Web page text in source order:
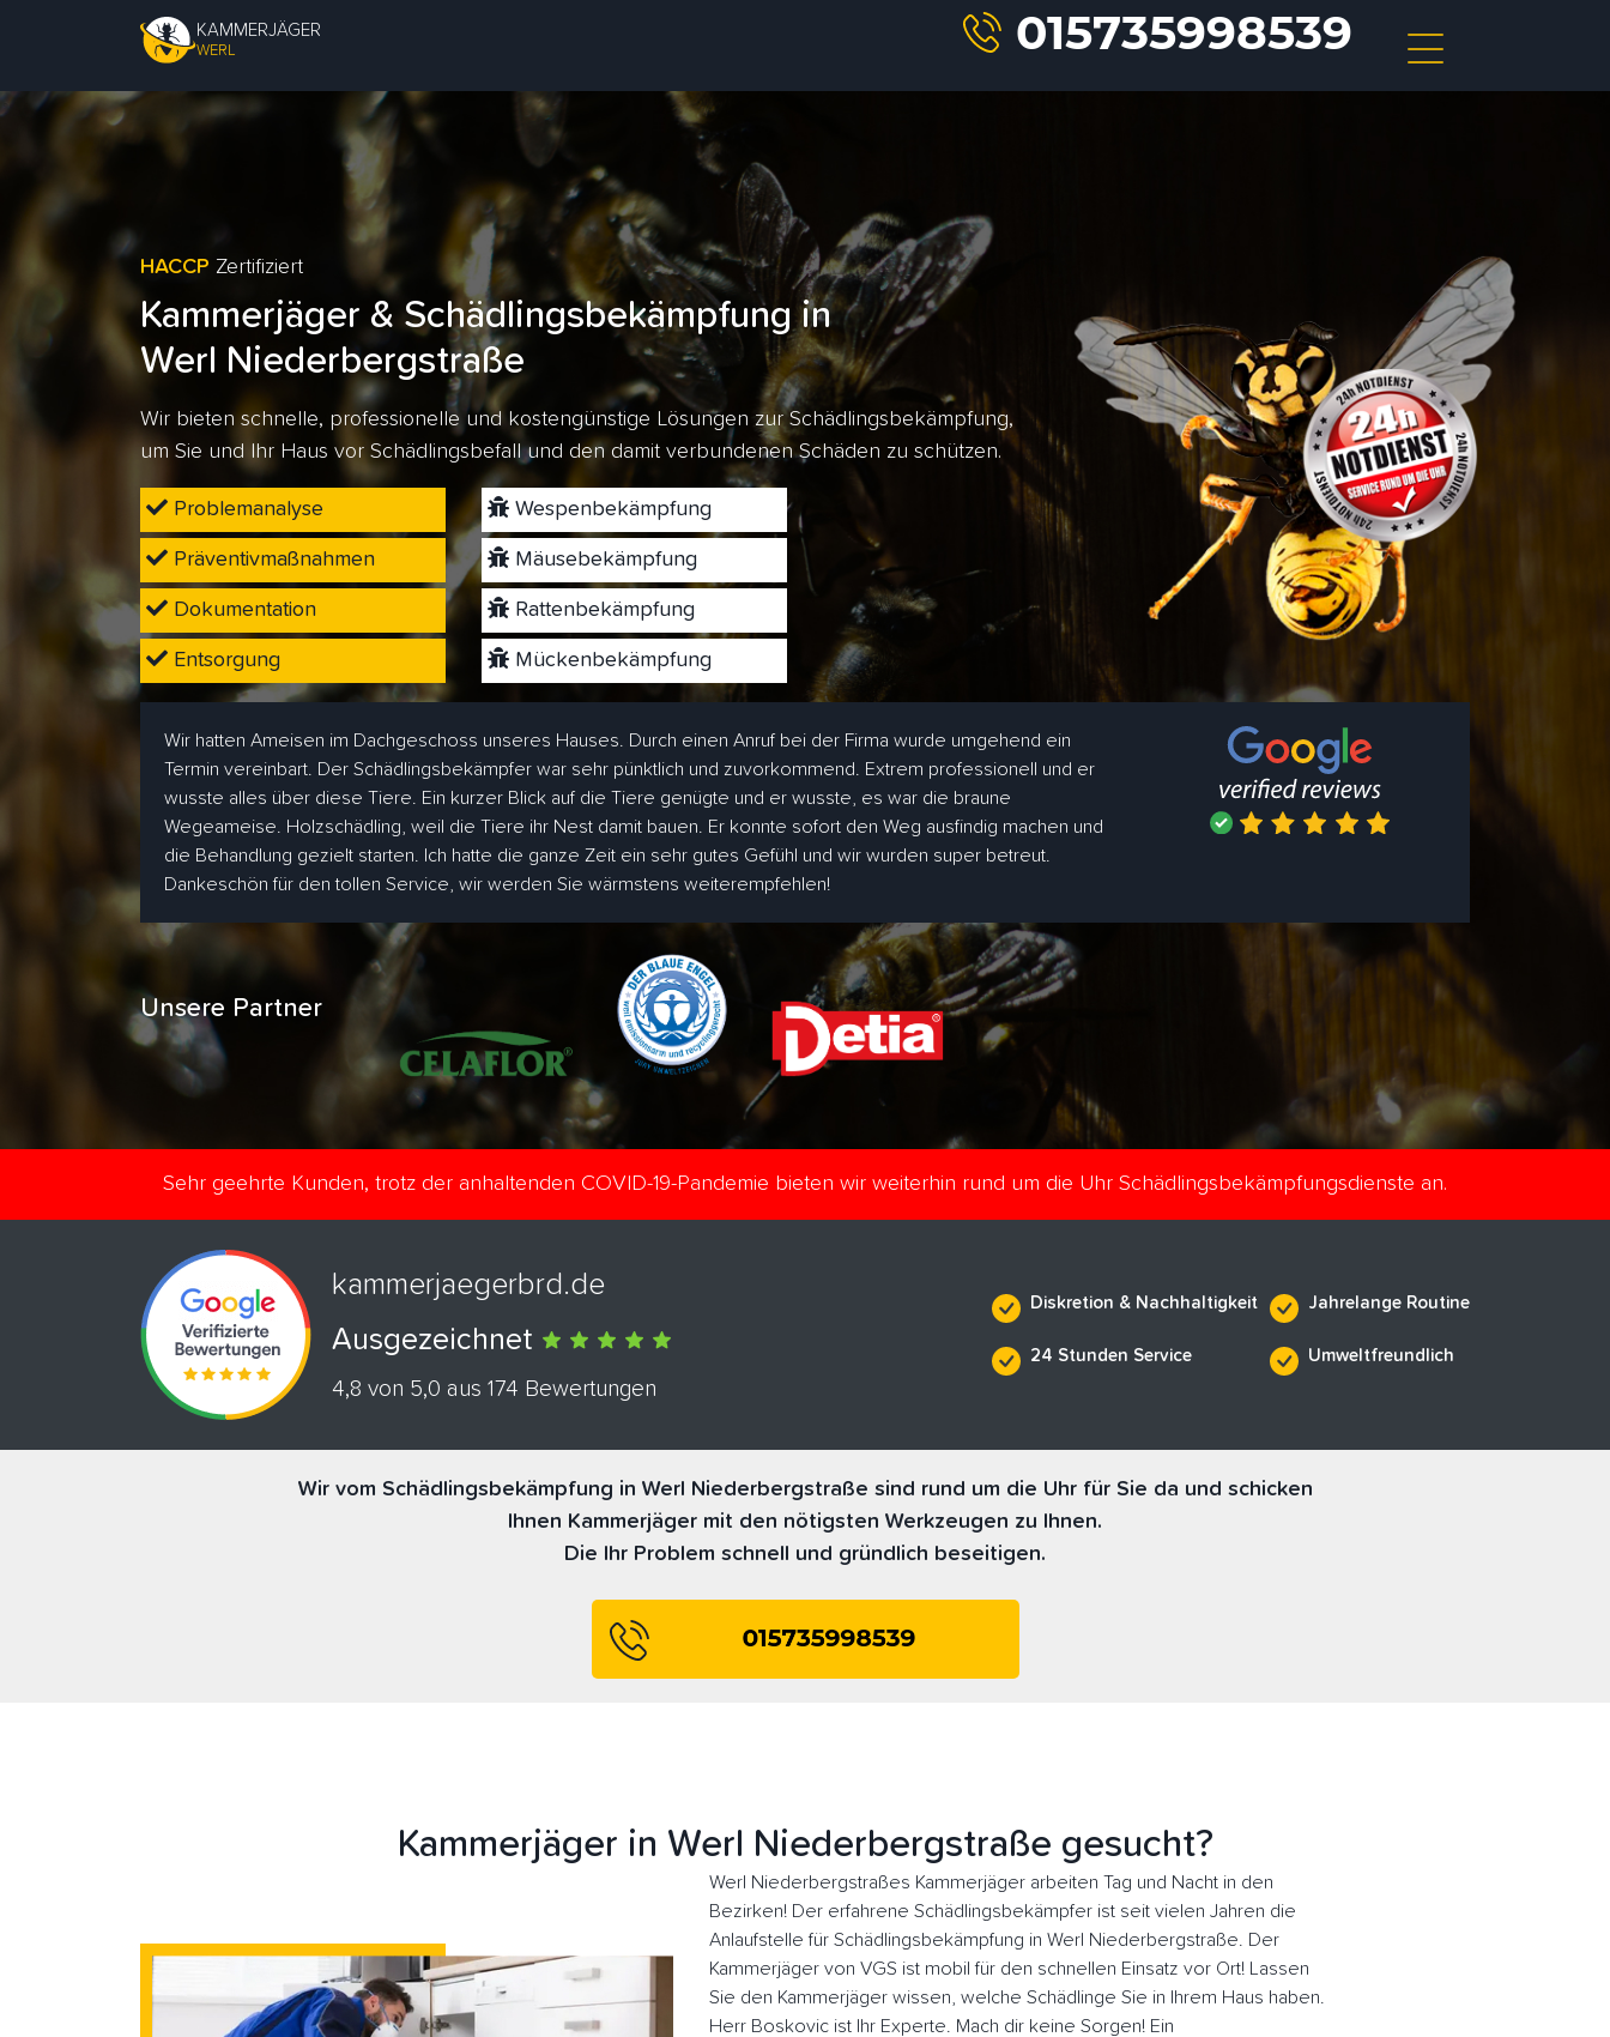
KAMMERJÄGER
WERL
HACCP Zertifiziert
Kammerjäger & Schädlingsbekämpfung in
Werl Niederbergstraße
Wir bieten schnelle, professionelle und kostengünstige Lösungen zur Schädlingsbekämpfung,
um Sie und Ihr Haus vor Schädlingsbefall und den damit verbundenen Schäden zu schützen.
Problemanalyse
Präventivmaßnahmen
Dokumentation
Entsorgung
Wespenbekämpfung
Mäusebekämpfung
Rattenbekämpfung
Mückenbekämpfung
Wir hatten Ameisen im Dachgeschoss unseres Hauses. Durch einen Anruf bei der Firma wurde umgehend ein
Termin vereinbart. Der Schädlingsbekämpfer war sehr pünktlich und zuvorkommend. Extrem professionell und er
wusste alles über diese Tiere. Ein kurzer Blick auf die Tiere genügte und er wusste, es war die braune
Wegeameise. Holzschädling, weil die Tiere ihr Nest damit bauen. Er konnte sofort den Weg ausfindig machen und
die Behandlung gezielt starten. Ich hatte die ganze Zeit ein sehr gutes Gefühl und wir wurden super betreut.
Dankeschön für den tollen Service, wir werden Sie wärmstens weiterempfehlen!
Unsere Partner
Sehr geehrte Kunden, trotz der anhaltenden COVID-19-Pandemie bieten wir weiterhin rund um die Uhr Schädlingsbekämpfungsdienste an.
kammerjaegerbrd.de
Ausgezeichnet
4,8 von 5,0 aus 174 Bewertungen
Diskretion & Nachhaltigkeit
24 Stunden Service
Jahrelange Routine
Umweltfreundlich
Wir vom Schädlingsbekämpfung in Werl Niederbergstraße sind rund um die Uhr für Sie da und schicken
Ihnen Kammerjäger mit den nötigsten Werkzeugen zu Ihnen.
Die Ihr Problem schnell und gründlich beseitigen.
Kammerjäger in Werl Niederbergstraße gesucht?
Werl Niederbergstraßes Kammerjäger arbeiten Tag und Nacht in den
Bezirken! Der erfahrene Schädlingsbekämpfer ist seit vielen Jahren die
Anlaufstelle für Schädlingsbekämpfung in Werl Niederbergstraße. Der
Kammerjäger von VGS ist mobil für den schnellen Einsatz vor Ort! Lassen
Sie den Kammerjäger wissen, welche Schädlinge Sie in Ihrem Haus haben.
Herr Boskovic ist Ihr Experte. Mach dir keine Sorgen! Ein